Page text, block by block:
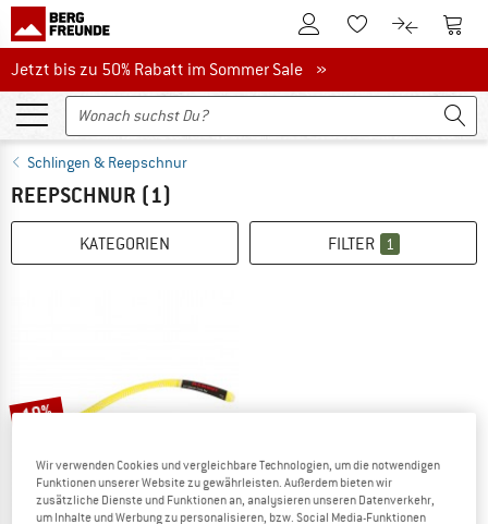
Zum KundenkontoZum Merkzettel.
Zum Zum
Jetzt bis zu 50% Rabatt im Sommer Sale
Jetzt bis zu 50% Rabatt im Sommer Sale »
Schlingen & Reepschnur
REEPSCHNUR (1)
KATEGORIEN FILTER 1
10%
Wir verwenden Cookies und vergleichbare Technologien, um die notwendigen
Funktionen unserer Website zu gewährleisten. Außerdem bieten wir
zusätzliche Dienste und Funktionen an, analysieren unseren Datenverkehr,
um Inhalte und Werbung zu personalisieren, bzw. Social Media-Funktionen